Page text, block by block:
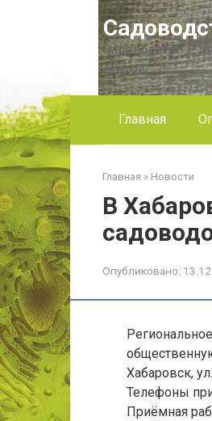
Садоводство —
другое!
Главная
Главная » Новости
В
Опубликовано:
Хабаровск,
Телефоны
Приёмная